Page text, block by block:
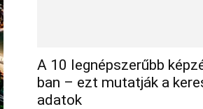
A 10 legnépszerűbb
ban – ezt mutatják a
adatok